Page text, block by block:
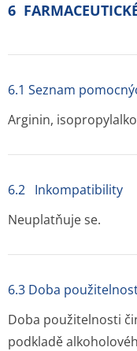
6
6.1 Seznam
Arginin,
6.2 Inkompatibility
Neuplatňuje se.
6.3 Doba
Doba použitelnosti
podkladě